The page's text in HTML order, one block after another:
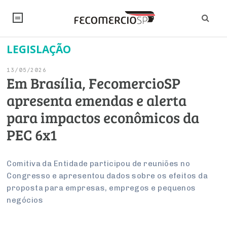
NOTÍCIAS
Artigos
Institucional
Debates Fecomercio-SP
PROJETOS ESPECIAIS:
UM BRASIL
UM BRASIL
Economia
Pesquisas
Brasil
Internacional
Modernização do Estado
Economia Digital
Legislação
Empresas
Arbitragem e Mediação
Reforma Tributária
Varejo
Atacado
Sustentabilidade
ESG
Últimas Notícias
PESQUISAS
FALE CONOSCO
Sobre
Imprensa
CONSELHOS
Conselho de Turismo
EMPRESAS
LEGISLAÇÃO
13/05/2026
Em Brasília, FecomercioSP
apresenta emendas e alerta
para impactos econômicos da
PEC 6x1
Comitiva da Entidade participou de reuniões no
Congresso e apresentou dados sobre os efeitos da
proposta para empresas, empregos e pequenos
negócios